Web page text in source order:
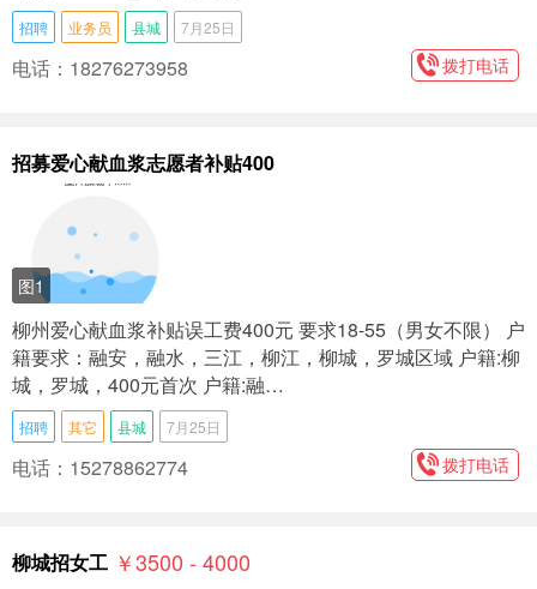
招聘 业务员 县城 7月25日
电话：18276273958 拨打电话
招募爱心献血浆志愿者补贴400
图1
柳州爱心献血浆补贴误工费400元 要求18-55（男女不限） 户
籍要求：融安，融水，三江，柳江，柳城，罗城区域 户籍:柳
城，罗城，400元首次 户籍:融…
招聘 其它 县城 7月25日
电话：15278862774 拨打电话
柳城招女工 ￥3500 - 4000